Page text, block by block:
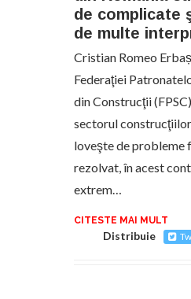
de complicate
de multe
Cristian Romeo
Federaţiei
din Construcţii
sectorul
loveşte de probleme
rezolvat, în acest
extrem…
CITESTE MAI MULT
Distribuie